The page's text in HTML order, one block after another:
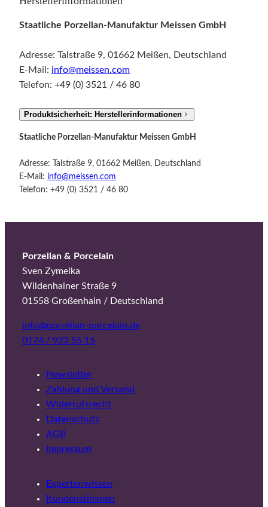
Staatliche Porzellan-Manufaktur Meissen GmbH
Adresse: Talstraße 9, 01662 Meißen, Deutschland
E-Mail: info@meissen.com
Telefon: +49 (0) 3521 / 46 80
Produktsicherheit: Herstellerinformationen
Staatliche Porzellan-Manufaktur Meissen GmbH
Adresse: Talstraße 9, 01662 Meißen, Deutschland
E-Mail: info@meissen.com
Telefon: +49 (0) 3521 / 46 80
Porzellan & Porcelain
Sven Zymelka
Wildenhainer Straße 9
01558 Großenhain / Deutschland
info@porzellan-porcelain.de
0174 / 922 55 15
Newsletter
Zahlung und Versand
Widerrufsrecht
Datenschutz
AGB
Impressum
Expertenwissen
Kundenstimmen